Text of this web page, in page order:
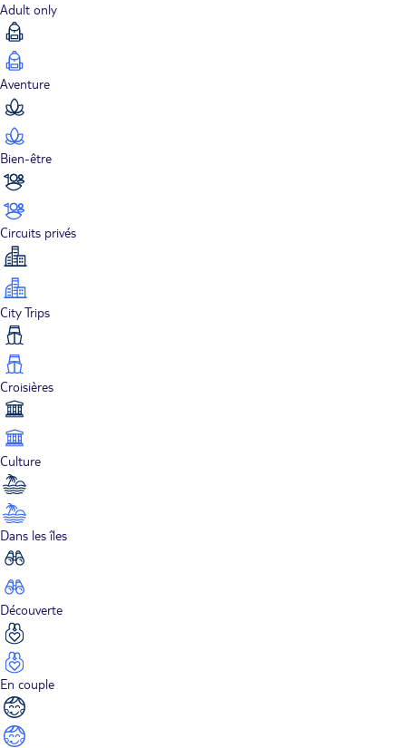
Adult only
Aventure
Bien-être
Circuits privés
City Trips
Croisières
Culture
Dans les îles
Découverte
En couple